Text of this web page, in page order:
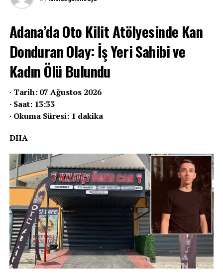
Adana’da Oto Kilit Atölyesinde Kan
Donduran Olay: İş Yeri Sahibi ve
Kadın Ölü Bulundu
· Tarih: 07 Ağustos 2026
· Saat: 13:33
· Okuma Süresi: 1 dakika
DHA